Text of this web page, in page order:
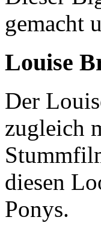
gemacht
Louise
Der
zugleich
diesen
Ponys.